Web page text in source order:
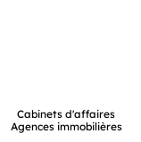
Cabinets d'affaires
Agences immobilières